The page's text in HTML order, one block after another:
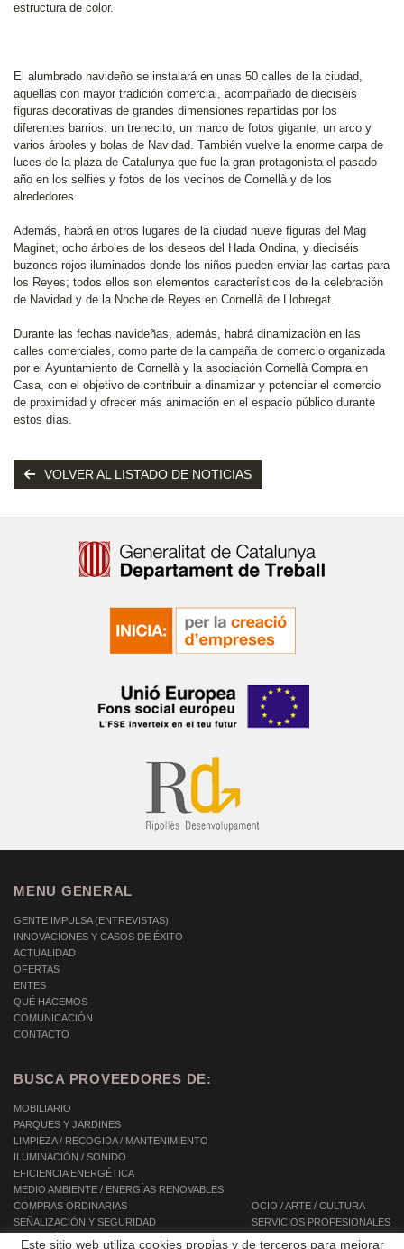
estructura de color.
El alumbrado navideño se instalará en unas 50 calles de la ciudad,
aquellas con mayor tradición comercial, acompañado de dieciséis
figuras decorativas de grandes dimensiones repartidas por los
diferentes barrios: un trenecito, un marco de fotos gigante, un arco y
varios árboles y bolas de Navidad. También vuelve la enorme carpa de
luces de la plaza de Catalunya que fue la gran protagonista el pasado
año en los selfies y fotos de los vecinos de Cornellà y de los
alrededores.
Además, habrá en otros lugares de la ciudad nueve figuras del Mag
Maginet, ocho árboles de los deseos del Hada Ondina, y dieciséis
buzones rojos iluminados donde los niños pueden enviar las cartas para
los Reyes; todos ellos son elementos característicos de la celebración
de Navidad y de la Noche de Reyes en Cornellà de Llobregat.
Durante las fechas navideñas, además, habrá dinamización en las
calles comerciales, como parte de la campaña de comercio organizada
por el Ayuntamiento de Cornellà y la asociación Cornellà Compra en
Casa, con el objetivo de contribuir a dinamizar y potenciar el comercio
de proximidad y ofrecer más animación en el espacio público durante
estos días.
VOLVER AL LISTADO DE NOTICIAS
MENU GENERAL
GENTE IMPULSA (ENTREVISTAS)
INNOVACIONES Y CASOS DE ÉXITO
ACTUALIDAD
OFERTAS
ENTES
QUÉ HACEMOS
COMUNICACIÓN
CONTACTO
BUSCA PROVEEDORES DE:
MOBILIARIO
PARQUES Y JARDINES
LIMPIEZA / RECOGIDA / MANTENIMIENTO
ILUMINACIÓN / SONIDO
EFICIENCIA ENERGÉTICA
MEDIO AMBIENTE / ENERGÍAS RENOVABLES
COMPRAS ORDINARIAS
SEÑALIZACIÓN Y SEGURIDAD
INFORMÁTICA / TIC / TELECOMUNICACIONES
OCIO / ARTE / CULTURA
SERVICIOS PROFESIONALES
SERVICIOS INTEGRALES
Este sitio web utiliza cookies propias y de terceros para mejorar